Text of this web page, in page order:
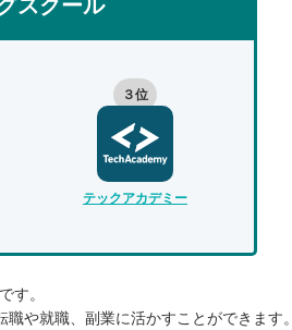
スクール
３位
テックアカデミー
す。
や就職、副業に活かすことができます。